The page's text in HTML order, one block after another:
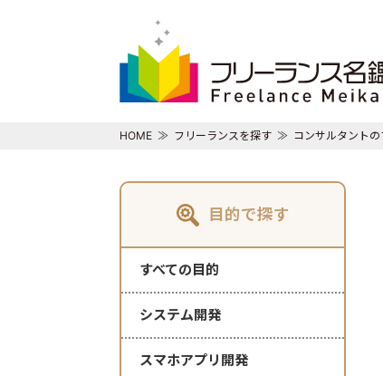
HOME フリーランスを探す コンサルタント
目的で探す
すべての目的
システム開発
スマホアプリ開発